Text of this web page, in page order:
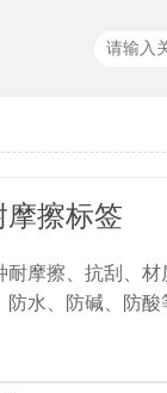
摩擦标签
耐摩擦、抗刮、
防水、防碱、防